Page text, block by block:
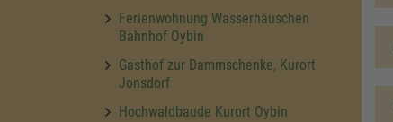
Ferienwohnung Wasserhäuschen
Bahnhof Oybin
Gasthof zur Dammschenke, Kurort
Jonsdorf
Hochwaldbaude Kurort Oybin